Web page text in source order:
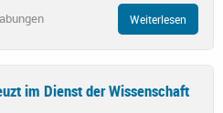
Weiterlesen
im Dienst der Wissenschaft